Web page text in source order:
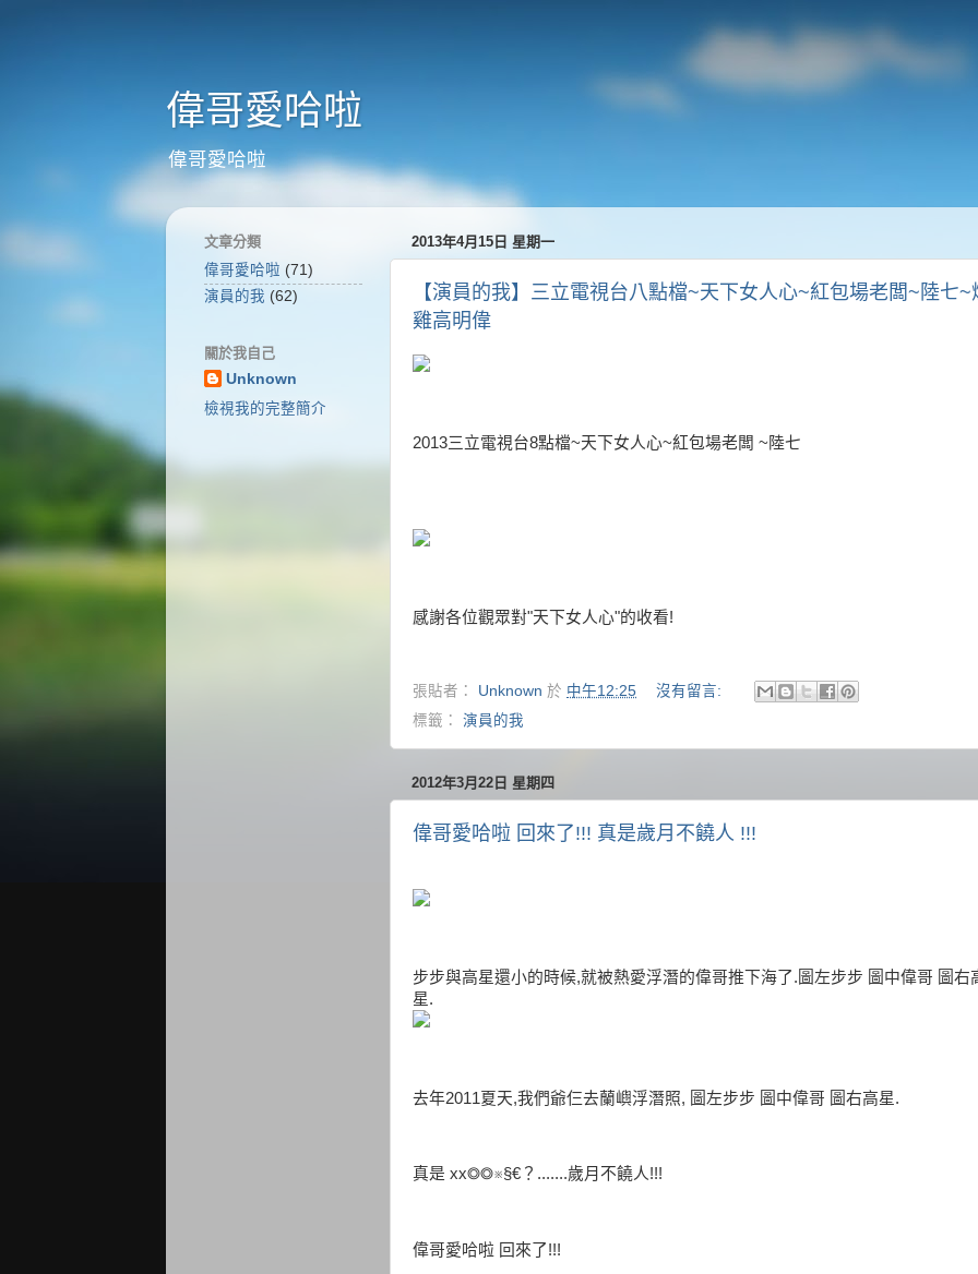
偉哥愛哈啦
偉哥愛哈啦
2013年4月15日 星期一
【演員的我】三立電視台八點檔~天下女人心~紅包場老闆~陸七~
雞高明偉
2013三立電視台8點檔~天下女人心~紅包場老闆 ~陸七
感謝各位觀眾對"天下女人心"的收看!
張貼者： Unknown 於 中午12:25
沒有留言:
標籤： 演員的我
2012年3月22日 星期四
偉哥愛哈啦 回來了!!! 真是歲月不饒人 !!!
步步與高星還小的時候,就被熱愛浮潛的偉哥推下海了.圖左步步 圖中偉哥 圖右
星.
去年2011夏天,我們爺仨去蘭嶼浮潛照, 圖左步步 圖中偉哥 圖右高星.
真是 xx◎◎※§€？.......歲月不饒人!!!
偉哥愛哈啦 回來了!!!
文章分類
偉哥愛哈啦 (71)
演員的我 (62)
關於我自己
Unknown
檢視我的完整簡介